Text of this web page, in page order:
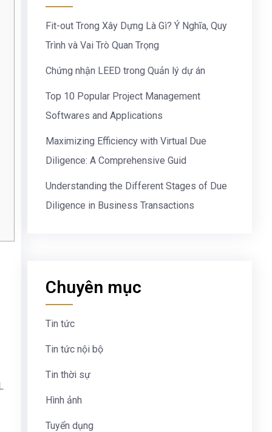
Fit-out Trong Xây Dựng Là Gì? Ý Nghĩa, Quy
Trình và Vai Trò Quan Trọng
Chứng nhận LEED trong Quản lý dự án
Top 10 Popular Project Management
Softwares and Applications
Maximizing Efficiency with Virtual Due
Diligence: A Comprehensive Guid
Understanding the Different Stages of Due
Diligence in Business Transactions
Chuyên mục
Tin tức
Tin tức nội bộ
Tin thời sự
Hình ảnh
Tuyển dụng